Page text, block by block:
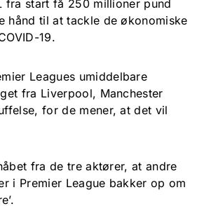
fra start få 250 millioner pund
hånd til at tackle de økonomiske
19.
Leagues umiddelbare
fra Liverpool, Manchester
for de mener, at det vil
fra de tre aktører, at andre
i Premier League bakker op om